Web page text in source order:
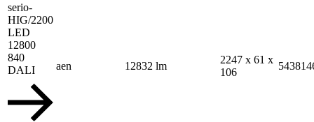
serio-
HIG/2200
LED
12800
840
DALI
aen 12832 lm
2247 x 61 x
106